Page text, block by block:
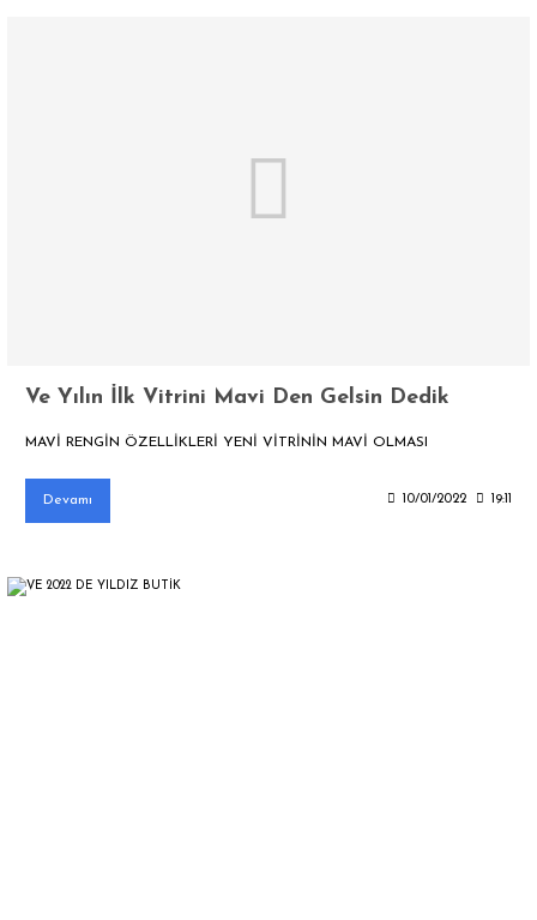
Ve Yılın İlk Vitrini Mavi Den Gelsin Dedik
MAVİ RENGİN ÖZELLİKLERİ YENİ VİTRİNİN MAVİ OLMASI
Devamı 10/01/2022 19:11